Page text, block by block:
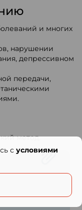
и многих
нарушении
депрессивном
передачи,
метод.
с условиями